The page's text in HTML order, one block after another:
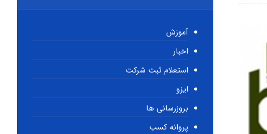
آموزش
اخبار
استعلام ثبت شرکت
ایزو
بروزرسانی ها
پروانه کسب